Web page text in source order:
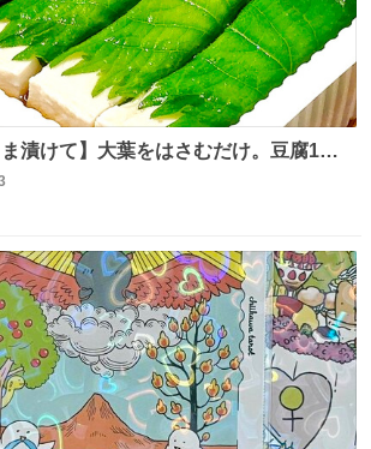
ま漬けて】大葉をはさむだけ。豆腐1
くだけで味がしみ込み、さっぱりなの
葉と豆腐の漬けレシピです。 詳しく